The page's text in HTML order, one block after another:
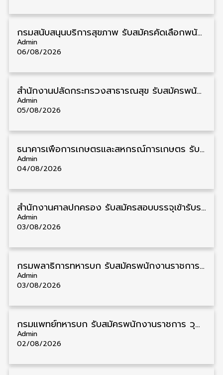
กรมสนับสนุนบริการสุขภาพ รับสมัครคัดเลือกพนักงานราชการ วุฒิ ปวส./ป.ตรี 13 อัตรา รับสมัคร 11 – 20 สิงหาคม
Admin
06/08/2026
สำนักงานปลัดกระทรวงสาธารณสุข รับสมัครพนักงานราชการรูปแบบพิเศษ วุฒิ ปวส./ป.ตรี 102 อัตรา รับสมัคร 17 – 28 สิงหาคม
Admin
05/08/2026
ธนาคารเพื่อการเกษตรและสหกรณ์การเกษตร รับสมัครบุคคลเพื่อเป็นผู้ช่วยพนักงาน วุฒิ ป.ตรี 5 อัตรา รับสมัคร 4 – 14 สิงหาคม
Admin
04/08/2026
สํานักงานศาลปกครอง รับสมัครสอบบรรจุเข้ารับราชการ วุฒิ ป.ตรี 72 อัตรา รับสมัคร 31 สิงหาคม – 18 กันยายน
Admin
03/08/2026
กรมพลาธิการทหารบก รับสมัครพนักงานราชการ วุฒิ ม.3/ม.6/ปวช. 66 อัตรา รับสมัคร 10 – 17 สิงหาคม
Admin
03/08/2026
กรมแพทย์ทหารบก รับสมัครพนักงานราชการ วุฒิ ม.3/ม.6/ปวช./ปวท./ปวส. 6 อัตรา รับสมัคร 3 – 7 สิงหาคม
Admin
02/08/2026